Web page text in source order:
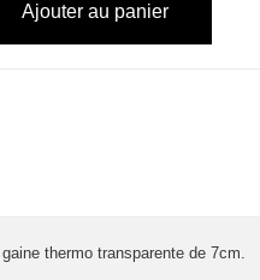
Ajouter au panier
thermo transparente de 7cm.